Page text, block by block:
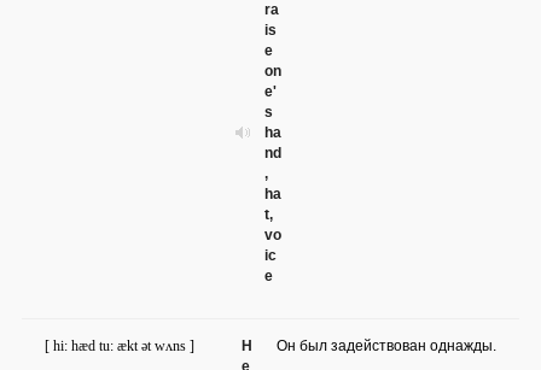
ra
is
e
on
e'
s
ha
nd
,
ha
t,
vo
ic
e
H
e
[ hi: hæd tu: ækt ət wʌns ] Он был задействован однажды.